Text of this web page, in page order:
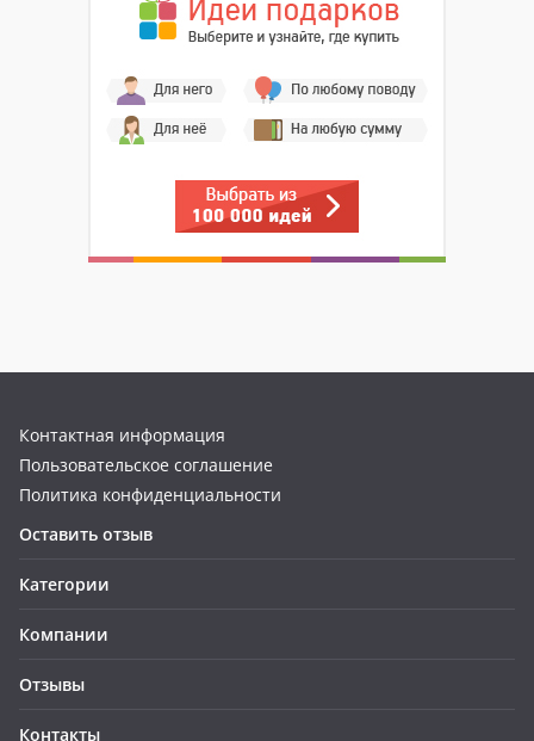
Контактная информация
Пользовательское соглашение
Политика конфиденциальности
Оставить отзыв
Категории
Компании
Отзывы
Контакты